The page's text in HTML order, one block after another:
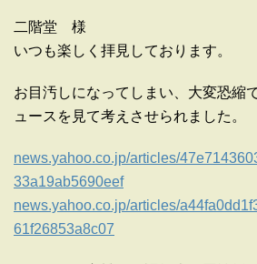
二階堂 様
いつも楽しく拝見しております。
お目汚しになってしまい、大変恐縮
ュースを見て考えさせられました。
news.yahoo.co.jp/articles/
33a19ab5690eef
news.yahoo.co.jp/articles/
61f26853a8c07